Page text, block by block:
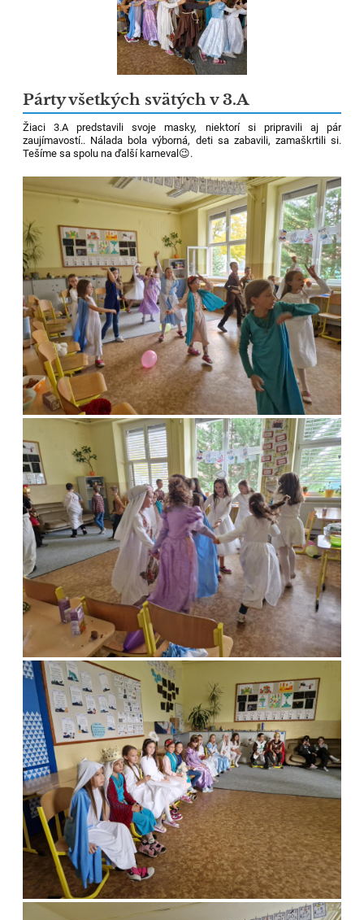
Párty všetkých svätých v 3.A
Žiaci 3.A predstavili svoje masky, niektorí si pripravili aj pár
zaujímavostí.. Nálada bola výborná, deti sa zabavili, zamaškrtili si.
Tešíme sa spolu na ďalší karneval😉.